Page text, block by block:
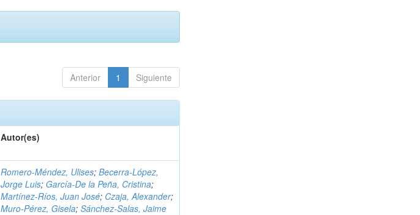
Anterior 1 Siguiente
Autor(es)
Romero-Méndez, Ulises;Becerra-López,
Jorge Luis; García-De la Peña, Cristina;
Martínez-Ríos, Juan José; Czaja, Alexander;
Muro-Pérez, Gisela;Sánchez-Salas, Jaime